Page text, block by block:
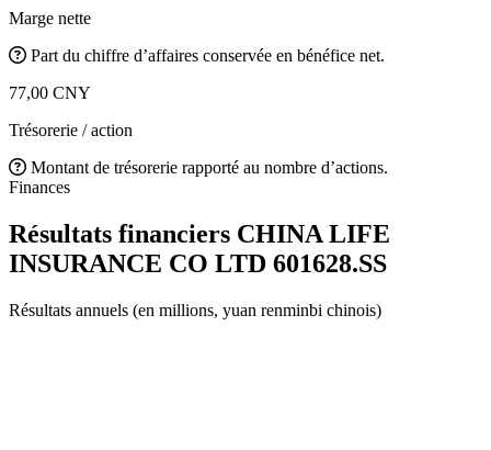
Marge nette
Part du chiffre d’affaires conservée en bénéfice net.
77,00 CNY
Trésorerie / action
Montant de trésorerie rapporté au nombre d’actions.
Finances
Résultats financiers CHINA LIFE
INSURANCE CO LTD 601628.SS
Résultats annuels (en millions, yuan renminbi chinois)